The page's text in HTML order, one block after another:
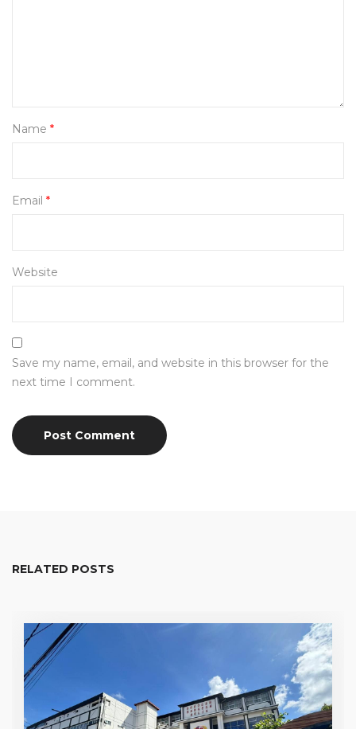
Name *
Email *
Website
Save my name, email, and website in this browser for the
next time I comment.
RELATED POSTS